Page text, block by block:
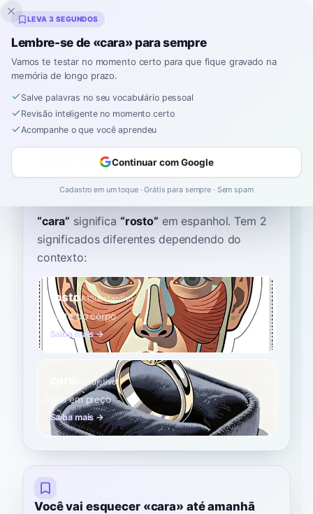
Inklingo
Início›Espanhol›Dicionário›cara
cara
kah-rah ˈka.ɾa
“cara” significa “rosto” em espanhol. Tem 2
significados diferentes dependendo do
contexto:
rostoA1Substantivo
parte do corpo
Saiba mais →
Adjetivo
alto em preço
Saiba mais →
Você vai esquecer «cara» até amanhã
LEVA 3 SEGUNDOS
Lembre-se de «cara» para sempre
Vamos te testar no momento certo para que fique gravado na
memória de longo prazo.
Salve palavras no seu vocabulário pessoal
Revisão inteligente no momento certo
Acompanhe o que você aprendeu
Continuar com Google
Cadastro em um toque · Grátis para sempre · Sem spam